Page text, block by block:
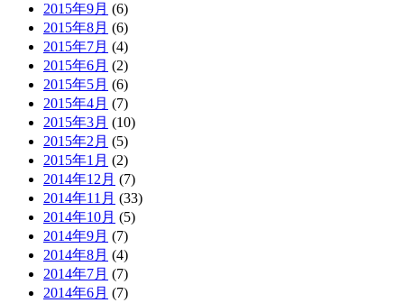
2015年9月 (6)
2015年8月 (6)
2015年7月 (4)
2015年6月 (2)
2015年5月 (6)
2015年4月 (7)
2015年3月 (10)
2015年2月 (5)
2015年1月 (2)
2014年12月 (7)
2014年11月 (33)
2014年10月 (5)
2014年9月 (7)
2014年8月 (4)
2014年7月 (7)
2014年6月 (7)